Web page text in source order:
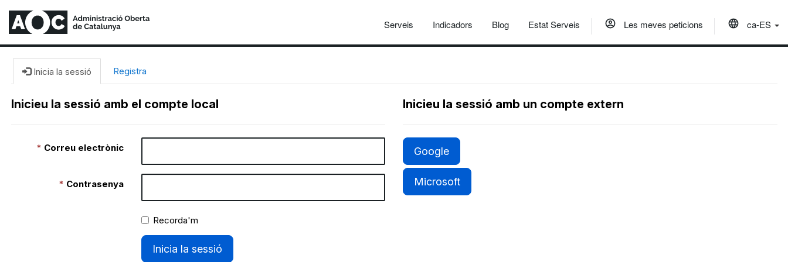
Serveis Indicadors Blog Estat Serveis Les meves peticions ca-ES
Inicia la sessió Registra
Inicieu la sessió amb el compte local
Correu electrònic
Contrasenya
Recorda'm
Inicia la sessió
Inicieu la sessió amb un compte extern
Google
Microsoft